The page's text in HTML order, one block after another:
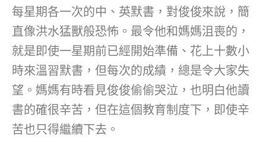
每星期各一次的中、英默書，對俊俊來說，簡
直像洪水猛獸般恐怖。最令他和媽媽沮喪的，
就是即使一星期前已經開始準備、花上十數小
時來溫習默書，但每次的成績，總是令大家失
望。媽媽有時看見俊俊偷偷哭泣，也明白他讀
書的確很辛苦，但在這個教育制度下，即使辛
苦也只得繼續下去。